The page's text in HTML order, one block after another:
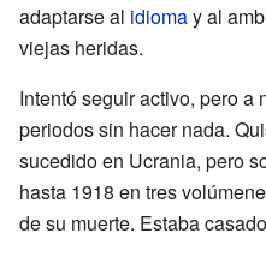
adaptarse al idiomay al
viejas heridas.
Intentó seguir activo, pero a
periodos sin hacer nada.
sucedido en Ucrania, pero
hasta 1918 en tres
de su muerte. Estaba